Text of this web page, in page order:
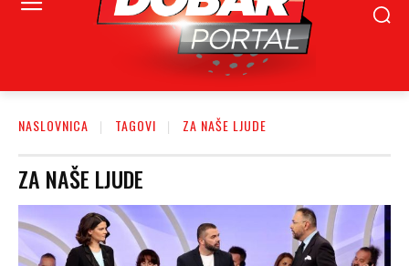
NASLOVNICA TAGOVI ZA NAŠE LJUDE
ZA NAŠE LJUDE